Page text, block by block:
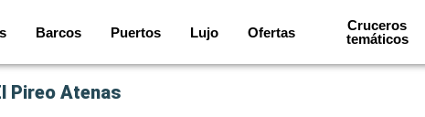
Barcos Puertos Lujo Ofertas
Cruceros
temáticos
Pireo Atenas